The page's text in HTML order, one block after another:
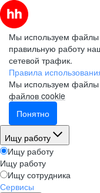
Мы используем файлы
правильную работу
сетевой трафик.
Правила
Мы используем файлы
файлов cookie
Понятно
Ищу работу
Ищу работу
Ищу работу
Ищу сотрудника
Сервисы